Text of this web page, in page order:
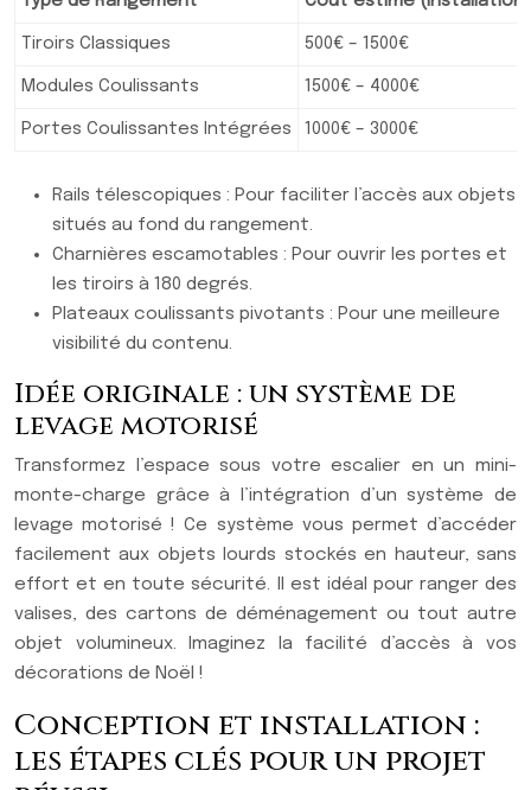
Tiroirs Classiques 500€ – 1500€
Modules Coulissants 1500€ – 4000€
Portes Coulissantes Intégrées 1000€ – 3000€
Rails télescopiques : Pour faciliter l’accès aux objets
situés au fond du rangement.
Charnières escamotables : Pour ouvrir les portes et
les tiroirs à 180 degrés.
Plateaux coulissants pivotants : Pour une meilleure
visibilité du contenu.
Idée originale : un système de
levage motorisé
Transformez l’espace sous votre escalier en un mini-
monte-charge grâce à l’intégration d’un système de
levage motorisé ! Ce système vous permet d’accéder
facilement aux objets lourds stockés en hauteur, sans
effort et en toute sécurité. Il est idéal pour ranger des
valises, des cartons de déménagement ou tout autre
objet volumineux. Imaginez la facilité d’accès à vos
décorations de Noël !
Conception et installation :
les étapes clés pour un projet